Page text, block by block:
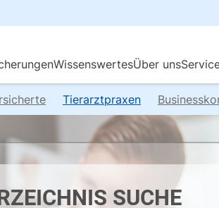
Tierarztpraxen
SUCHE